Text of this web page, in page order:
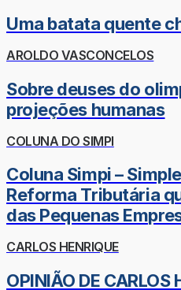
Uma batata quente
AROLDO VASCONCELOS
Sobre deuses do
projeções humanas
COLUNA DO SIMPI
Coluna Simpi –
Reforma Tributária
das Pequenas
CARLOS HENRIQUE
OPINIÃO DE CARLOS